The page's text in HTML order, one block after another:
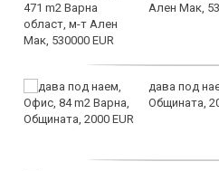
Ален Мак,
дава под
Общината,